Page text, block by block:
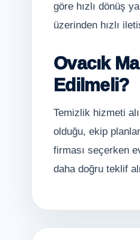
göre hızlı dönüş
üzerinden hızlı
Ovacık
Edilmeli?
Temizlik hizmeti
olduğu, ekip
firması seçerken
daha doğru teklif